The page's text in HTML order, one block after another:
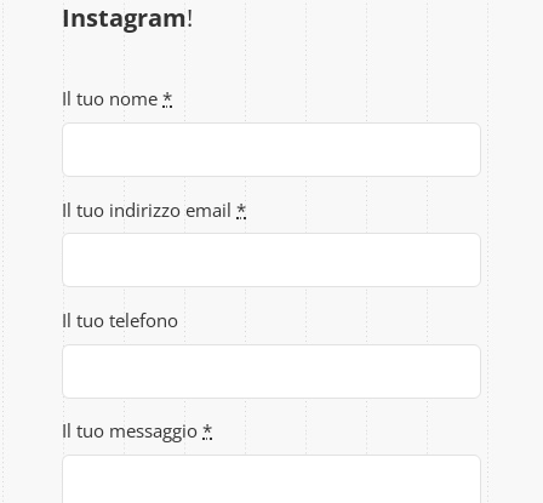
Instagram!
Il tuo nome*
Il tuo indirizzo email*
Il tuo telefono
Il tuo messaggio*